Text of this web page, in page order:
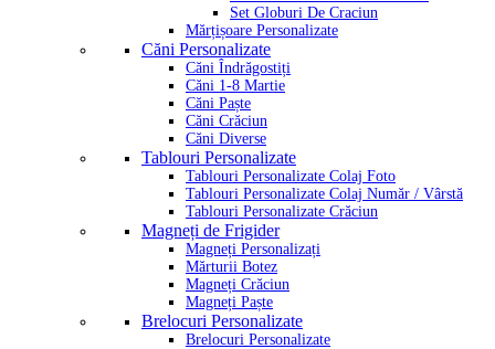
Set Globuri De Craciun
Mărțișoare Personalizate
Căni Personalizate
Căni Îndrăgostiți
Căni 1-8 Martie
Căni Paște
Căni Crăciun
Căni Diverse
Tablouri Personalizate
Tablouri Personalizate Colaj Foto
Tablouri Personalizate Colaj Număr / Vârstă
Tablouri Personalizate Crăciun
Magneți de Frigider
Magneți Personalizați
Mărturii Botez
Magneți Crăciun
Magneți Paște
Brelocuri Personalizate
Brelocuri Personalizate